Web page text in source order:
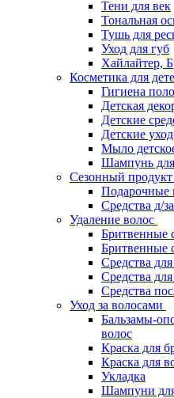
Тени для век
Тональная
Тушь для
Уход для губ
Хайлайтер,
Косметика для
Гигиена
Детская
Детские
Детские
Мыло
Шампунь для
Сезонный продукт
Подарочные
Средства д/
Удаление волос
Бритвенные
Бритвенные
Средства
Средства
Средства
Уход за волосами
Бальзамы-
волос
Краска для
Краска для
Укладка
Шампуни